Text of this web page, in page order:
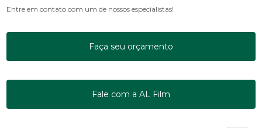
Entre em contato com um de nossos especialistas!
Faça seu orçamento
Fale com a AL Film